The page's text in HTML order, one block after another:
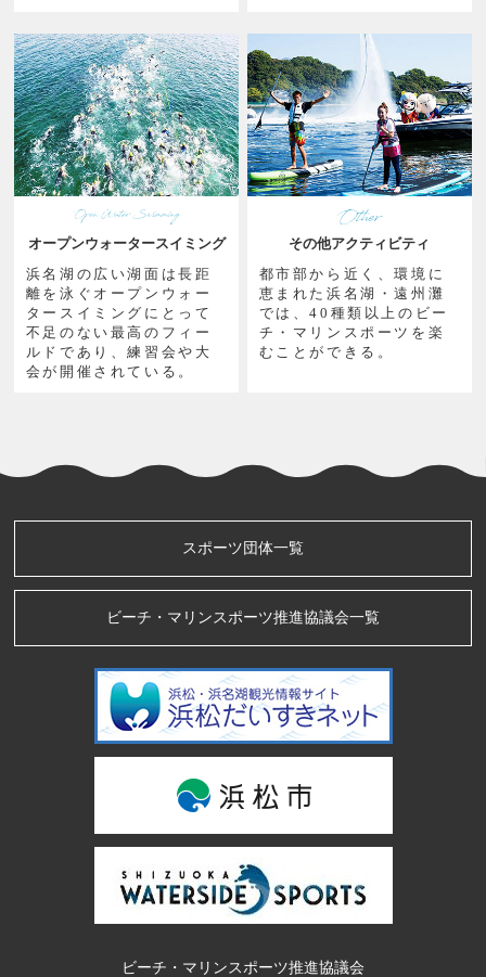
オープンウォータースイミング
浜名湖の広い湖面は長距
離を泳ぐオープンウォー
タースイミングにとって
不足のない最高のフィー
ルドであり、練習会や大
会が開催されている。
その他アクティビティ
都市部から近く、環境に
恵まれた浜名湖・遠州灘
では、40種類以上のビー
チ・マリンスポーツを楽
むことができる。
スポーツ団体一覧
ビーチ・マリンスポーツ推進協議会一覧
ビーチ・マリンスポーツ推進協議会